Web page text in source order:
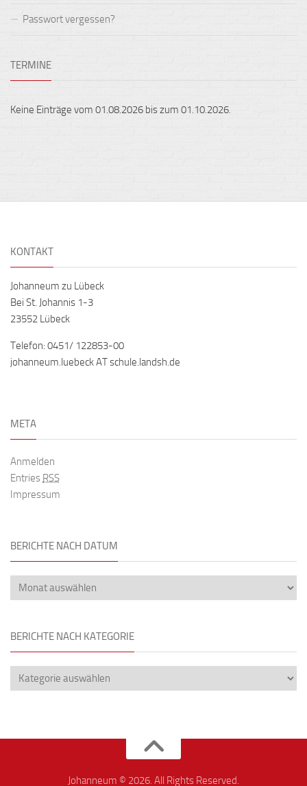
Passwort vergessen?
TERMINE
Keine Einträge vom 01.08.2026 bis zum 01.10.2026.
KONTAKT
Johanneum zu Lübeck
Bei St. Johannis 1-3
23552 Lübeck
Telefon: 0451/ 122853-00
johanneum.luebeck AT schule.landsh.de
META
Anmelden
Entries RSS
Impressum
BERICHTE NACH DATUM
BERICHTE NACH KATEGORIE
Johanneum © 2026. All Rights Reserved.